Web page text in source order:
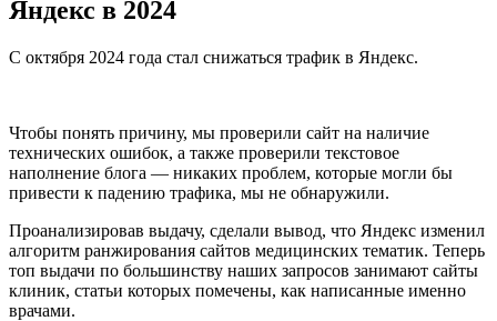
Яндекс в 2024
С октября 2024 года стал снижаться трафик в Яндекс.
Чтобы понять причину, мы проверили сайт на наличие
технических ошибок, а также проверили текстовое
наполнение блога — никаких проблем, которые могли бы
привести к падению трафика, мы не обнаружили.
Проанализировав выдачу, сделали вывод, что Яндекс изменил
алгоритм ранжирования сайтов медицинских тематик. Теперь
топ выдачи по большинству наших запросов занимают сайты
клиник, статьи которых помечены, как написанные именно
врачами.